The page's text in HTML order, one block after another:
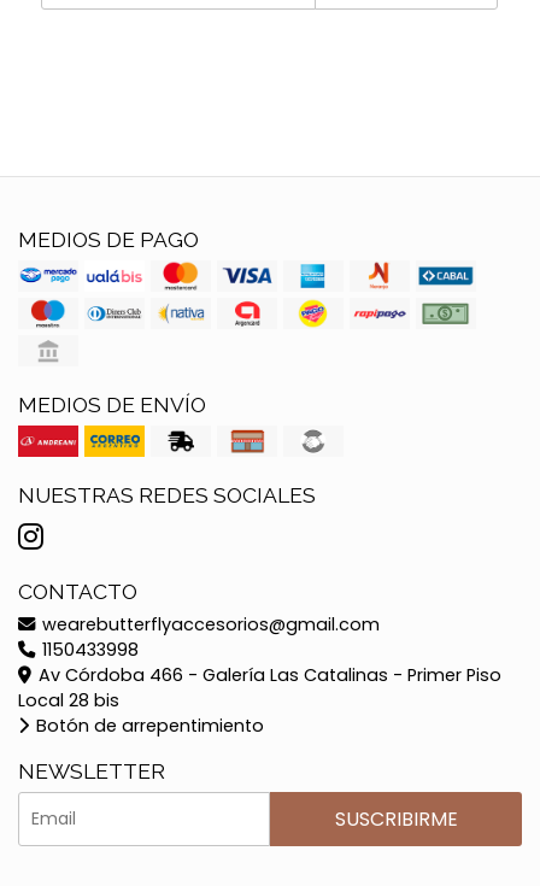
MEDIOS DE PAGO
MEDIOS DE ENVÍO
NUESTRAS REDES SOCIALES
CONTACTO
wearebutterflyaccesorios@gmail.com
1150433998
Av Córdoba 466 - Galería Las Catalinas - Primer Piso
Local 28 bis
Botón de arrepentimiento
NEWSLETTER
SUSCRIBIRME